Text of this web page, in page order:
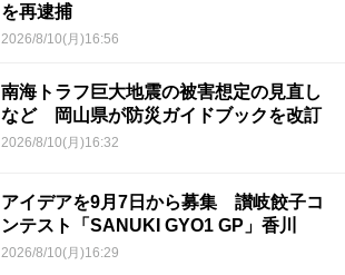
を再逮捕
2026/8/10(月)16:56
南海トラフ巨大地震の被害想定の見直し
など 岡山県が防災ガイドブックを改訂
2026/8/10(月)16:32
アイデアを9月7日から募集 讃岐餃子コ
ンテスト「SANUKI GYO1 GP」香川
2026/8/10(月)16:29